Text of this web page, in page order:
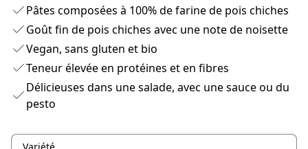
Pâtes composées à 100% de farine de pois chiches
Goût fin de pois chiches avec une note de noisette
Vegan, sans gluten et bio
Teneur élevée en protéines et en fibres
Délicieuses dans une salade, avec une sauce ou du
pesto